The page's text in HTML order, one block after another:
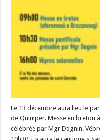
Le 13 décembre aura lieu le
de Quimper. Messe en breton
célébrée par Mgr Dognin.